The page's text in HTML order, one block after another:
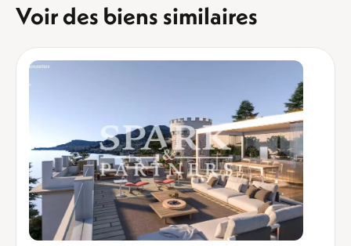
Voir des biens similaires